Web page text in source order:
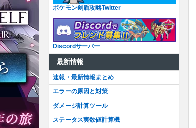
ポケモン剣盾攻略Twitter
Discordサーバー
最新情報
速報・最新情報まとめ
エラーの原因と対策
ダメージ計算ツール
ステータス実数値計算機